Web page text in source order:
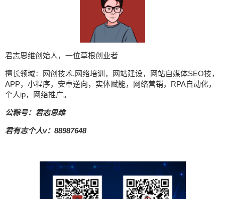
君志思维创始人，一位草根创业者
擅长领域：网创技术,网络培训，网站建设，网站自媒体SEO技，
APP，小程序，安卓逆向，实体赋能，网络营销，RPA自动化，
个人ip，网络推广。
公粽号：君志思维
君有志个人v：88987648